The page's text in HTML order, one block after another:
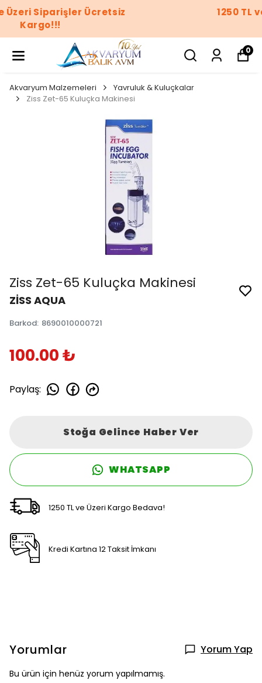
1250 TL ve Üzeri Siparişler Ücretsiz
0
Akvaryum Malzemeleri
Yavruluk & Kuluçkalar
Ziss Zet-65 Kuluçka Makinesi
Ziss Zet-65 Kuluçka Makinesi
ZİSS AQUA
Barkod: 8690010000721
100.00 ₺
Paylaş:
Stoğa Gelince Haber Ver
WHATSAPP
1250 TL ve Üzeri Kargo Bedava!
Kredi Kartına 12 Taksit İmkanı
Yorumlar Yorum Yap
Bu ürün için henüz yorum yapılmamış.